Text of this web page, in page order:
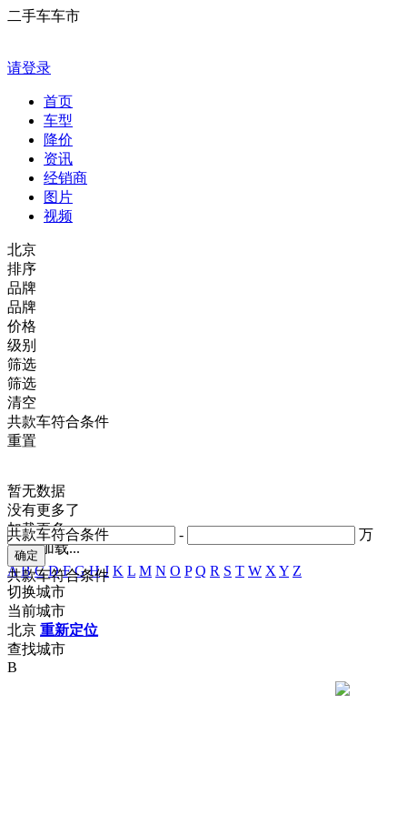
二手车车市
请登录
首页
车型
降价
资讯
经销商
图片
视频
北京
排序
品牌
品牌
价格
- 万
共款车符合条件
级别
共款车符合条件
筛选
筛选
清空
共款车符合条件
重置
暂无数据
没有更多了
加载更多
正在加载...
A B C D F G H J K L M N O P Q R S T W X Y Z
切换城市
当前城市
北京 重新定位
查找城市
B